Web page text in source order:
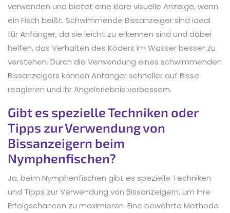
verwenden und bietet eine klare visuelle Anzeige, wenn
ein Fisch beißt. Schwimmende Bissanzeiger sind ideal
für Anfänger, da sie leicht zu erkennen sind und dabei
helfen, das Verhalten des Köders im Wasser besser zu
verstehen. Durch die Verwendung eines schwimmenden
Bissanzeigers können Anfänger schneller auf Bisse
reagieren und ihr Angelerlebnis verbessern.
Gibt es spezielle Techniken oder
Tipps zur Verwendung von
Bissanzeigern beim
Nymphenfischen?
Ja, beim Nymphenfischen gibt es spezielle Techniken
und Tipps zur Verwendung von Bissanzeigern, um Ihre
Erfolgschancen zu maximieren. Eine bewährte Methode